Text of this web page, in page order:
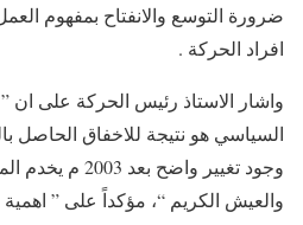
ضرورة التوسع والانفتاح بمفهوم
افراد الحركة .
واشار الاستاذ رئيس الحركة على ان
السياسي هو نتيجة للاخفاق الحاصل
وجود تغيير واضح
والعيش الكريم “، مؤكداً على ”